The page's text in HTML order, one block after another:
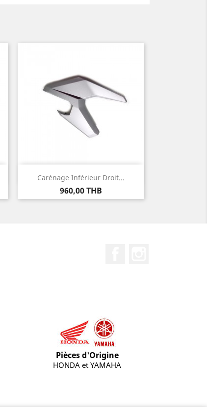
Carénage Inférieur Droit...
Prix
960,00 THB
Aperçu rapide
Pièces d'Origine
HONDA et YAMAHA